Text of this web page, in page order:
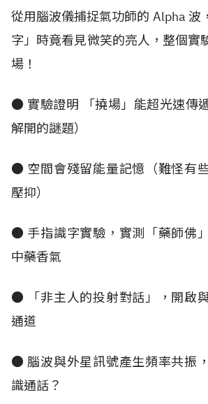
從用腦波儀捕捉氣功師的 Alpha 波
字」時竟看見微笑的亮人，整個實
場！
● 實驗證明 「撓場」能超光速傳
解開的謎題）
● 空間會殘留能量記憶（難怪有
壓抑）
● 手指識字實驗，實測「藥師佛
中藥香氣
● 「非主人的投射對話」，開啟
通道
● 腦波與外星訊號產生頻率共振
識通話？